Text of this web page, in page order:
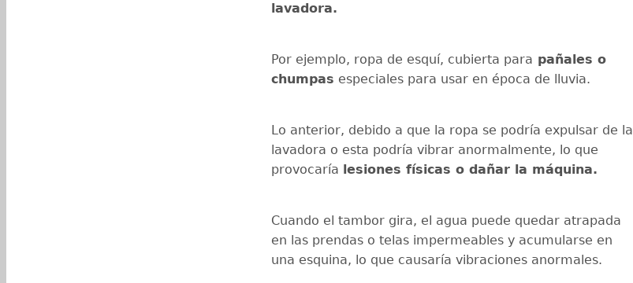
lavadora.
Por ejemplo, ropa de esquí, cubierta para pañales o
chumpas especiales para usar en época de lluvia.
Lo anterior, debido a que la ropa se podría expulsar de la
lavadora o esta podría vibrar anormalmente, lo que
provocaría lesiones físicas o dañar la máquina.
Cuando el tambor gira, el agua puede quedar atrapada
en las prendas o telas impermeables y acumularse en
una esquina, lo que causaría vibraciones anormales.